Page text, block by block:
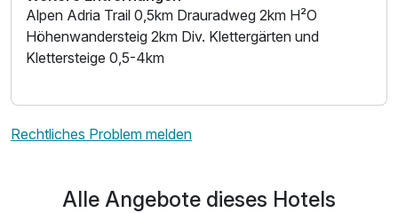
Ausstattung
Alpen Adria Trail 0,5km Drauradweg 2km H²O
Höhenwandersteig 2km Div. Klettergärten und
Klettersteige 0,5-4km
Rechtliches Problem melden
Alle Angebote dieses Hotels